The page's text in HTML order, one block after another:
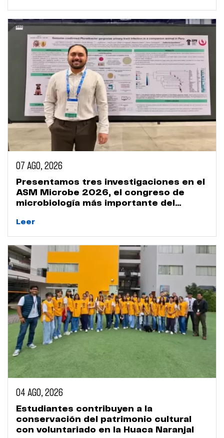
07 AGO, 2026
Presentamos tres investigaciones en el
ASM Microbe 2026, el congreso de
microbiología más importante del
Leer
04 AGO, 2026
Estudiantes contribuyen a la
conservación del patrimonio cultural
con voluntariado en la Huaca Naranjal